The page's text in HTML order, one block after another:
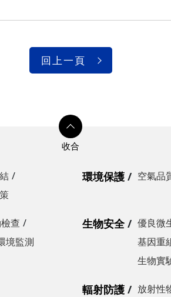
回上一頁
環境保護 空氣品
查
境監測
生物安全
優良微
基因重
生物實
輻射防護 放射性